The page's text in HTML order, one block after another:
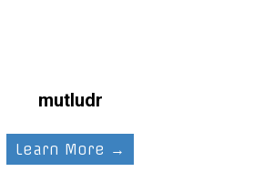
mutludr
Learn More →